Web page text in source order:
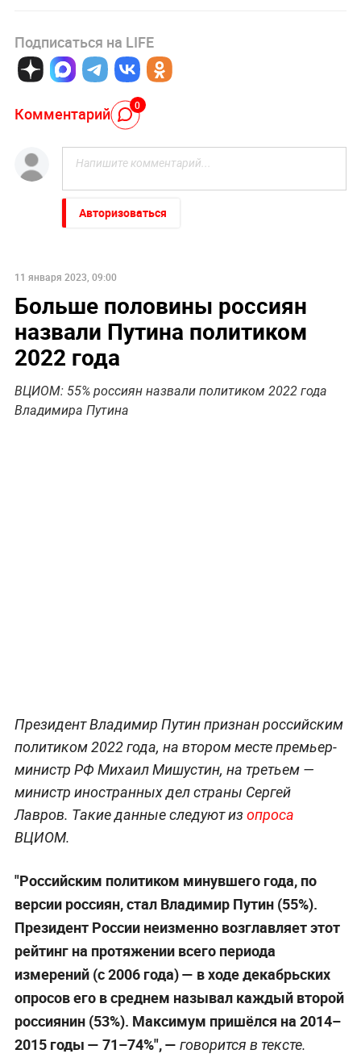
Подписаться на LIFE
Комментарий 0
Авторизоваться
11 января 2023, 09:00
Больше половины россиян
назвали Путина политиком
2022 года
ВЦИОМ: 55% россиян назвали политиком 2022 года
Владимира Путина
Президент Владимир Путин признан российским
политиком 2022 года, на втором месте премьер-
министр РФ Михаил Мишустин, на третьем —
министр иностранных дел страны Сергей
Лавров. Такие данные следуют изопроса
ВЦИОМ.
"Российским политиком минувшего года, по
версии россиян, стал Владимир Путин (55%).
Президент России неизменно возглавляет этот
рейтинг на протяжении всего периода
измерений (с 2006 года) — в ходе декабрьских
опросов его в среднем называл каждый второй
россиянин (53%). Максимум пришёлся на 2014–
2015 годы — 71–74%",— говорится в тексте.